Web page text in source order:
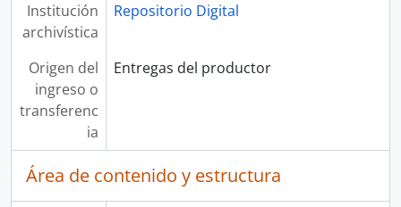
Institución
archivística
Repositorio Digital
Origen del
ingreso o
transferenc
ia
Entregas del productor
Área de contenido y estructura